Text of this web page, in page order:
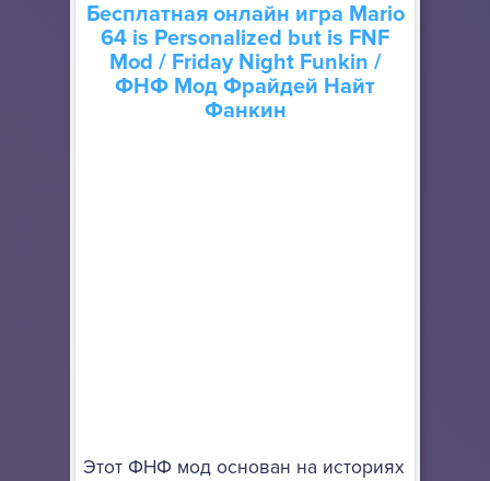
Бесплатная онлайн игра Mario
64 is Personalized but is FNF
Mod / Friday Night Funkin /
ФНФ Мод Фрайдей Найт
Фанкин
Этот ФНФ мод основан на историях